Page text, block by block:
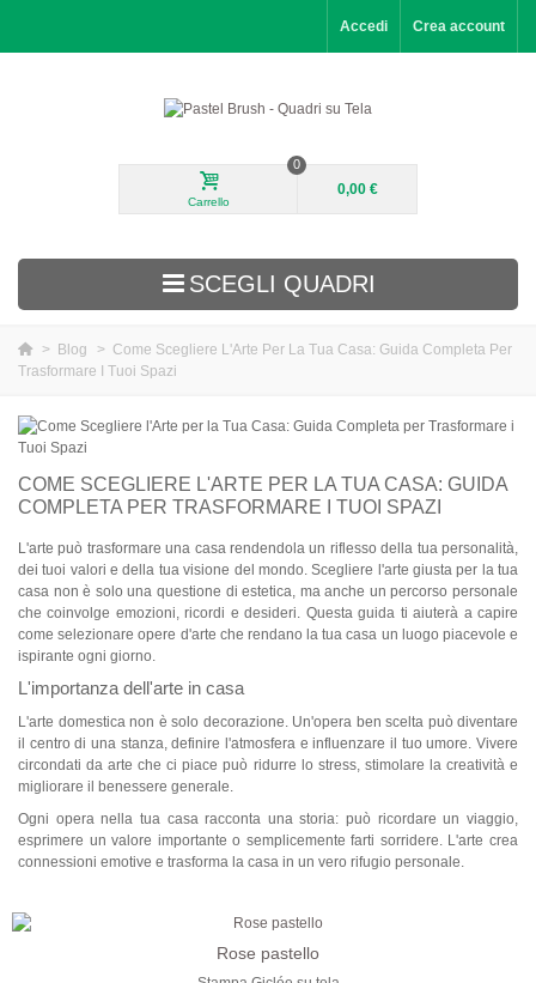
Accedi Crea account
Carrello
0
0,00 €
SCEGLI QUADRI
Aggiunti di recente
Paesaggi
Fiori
Astratti
Moderni
Decorativi
Soggiorno
Ingresso
> Blog > Come Scegliere L'Arte Per La Tua Casa: Guida Completa Per
Trasformare I Tuoi Spazi
COME SCEGLIERE L'ARTE PER LA TUA CASA: GUIDA
COMPLETA PER TRASFORMARE I TUOI SPAZI
L'arte può trasformare una casa rendendola un riflesso della tua personalità,
dei tuoi valori e della tua visione del mondo. Scegliere l'arte giusta per la tua
casa non è solo una questione di estetica, ma anche un percorso personale
che coinvolge emozioni, ricordi e desideri. Questa guida ti aiuterà a capire
come selezionare opere d'arte che rendano la tua casa un luogo piacevole e
ispirante ogni giorno.
L'importanza dell'arte in casa
L'arte domestica non è solo decorazione. Un'opera ben scelta può diventare
il centro di una stanza, definire l'atmosfera e influenzare il tuo umore. Vivere
circondati da arte che ci piace può ridurre lo stress, stimolare la creatività e
migliorare il benessere generale.
Ogni opera nella tua casa racconta una storia: può ricordare un viaggio,
esprimere un valore importante o semplicemente farti sorridere. L'arte crea
connessioni emotive e trasforma la casa in un vero rifugio personale.
Rose pastello